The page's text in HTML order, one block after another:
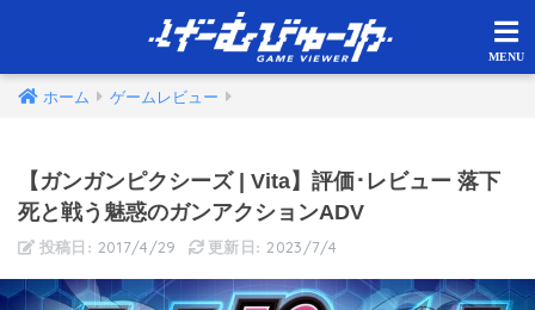
ホーム ゲームレビュー
【ガンガンピクシーズ | Vita】評価･レビュー 落下
死と戦う魅惑のガンアクションADV
2017/4/29 2023/7/4